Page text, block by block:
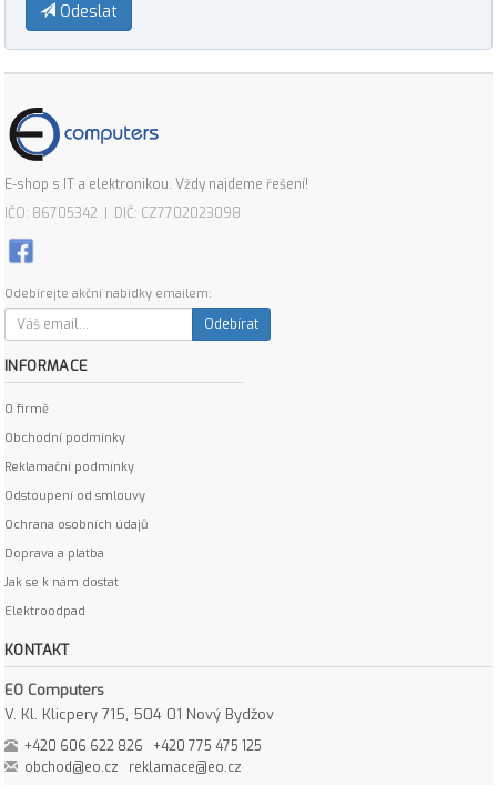
Odeslat
E-shop s IT a elektronikou. Vždy najdeme řešení!
IČO: 86705342 | DIČ: CZ7702023098
Odebírejte akční nabídky emailem:
Odebírat
INFORMACE
O firmě
Obchodní podmínky
Reklamační podmínky
Odstoupení od smlouvy
Ochrana osobních údajů
Doprava a platba
Jak se k nám dostat
Elektroodpad
KONTAKT
EO Computers
V. Kl. Klicpery 715, 504 01 Nový Bydžov
+420 606 622 826
+420 775 475 125
obchod@eo.cz
reklamace@eo.cz